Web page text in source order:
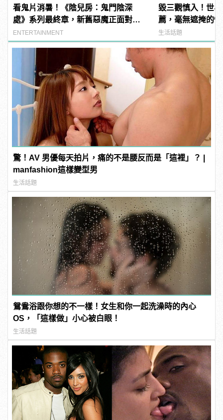
看鬼片消暑！《陰兒房：鬼門陰深
處》系列最終章，新舊惡魔正面對
決！
ENTERTAINMENT
毀三觀慎入！世
薦，毫無遮掩的
噁心到極致！
生活話題
驚！AV 男優每天拍片，痛的不是腰反而是「這裡」？ |
manfashion這樣變型男
生活話題
鴛鴦浴跟你想的不一樣！女生和你一起洗澡時的內心
OS，「這樣做」小心被白眼！
生活話題